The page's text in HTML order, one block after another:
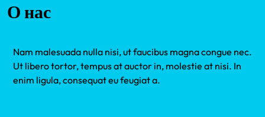
О нас
Nam malesuada nulla nisi, ut faucibus magna congue nec.
Ut libero tortor, tempus at auctor in, molestie at nisi. In
enim ligula, consequat eu feugiat a.